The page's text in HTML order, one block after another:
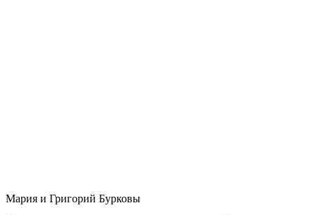
Мария и Григорий Бурковы